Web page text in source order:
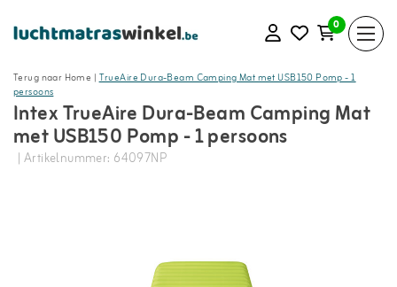
0
Terug naar Home |TrueAire Dura-Beam Camping Mat met USB150 Pomp - 1
persoons
Intex TrueAire Dura-Beam Camping Mat
met USB150 Pomp - 1 persoons
| Artikelnummer: 64097NP